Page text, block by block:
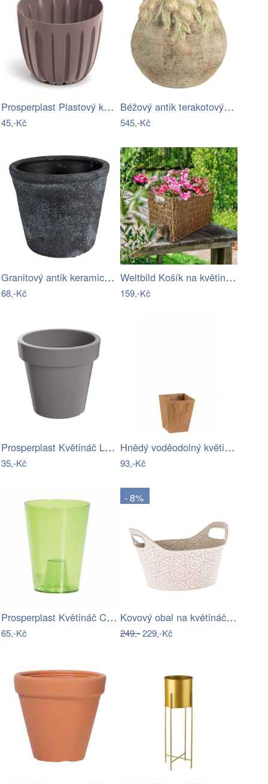
Prosperplast Plastový květináč WARIOS…
45,-Kč
Béžový antik terakotový obal na…
545,-Kč
Granitový antik keramický obal na…
68,-Kč
Weltbild Košík na květináč z mořské…
159,-Kč
Prosperplast Květináč Lofly šedý kámen,…
35,-Kč
Hnědý voděodolný květináč ve tvaru…
93,-Kč
Prosperplast Květináč Coubi Orchidea…
65,-Kč
- 8%
Kovový obal na květináč s uchy Farisa…
249,-229,-Kč